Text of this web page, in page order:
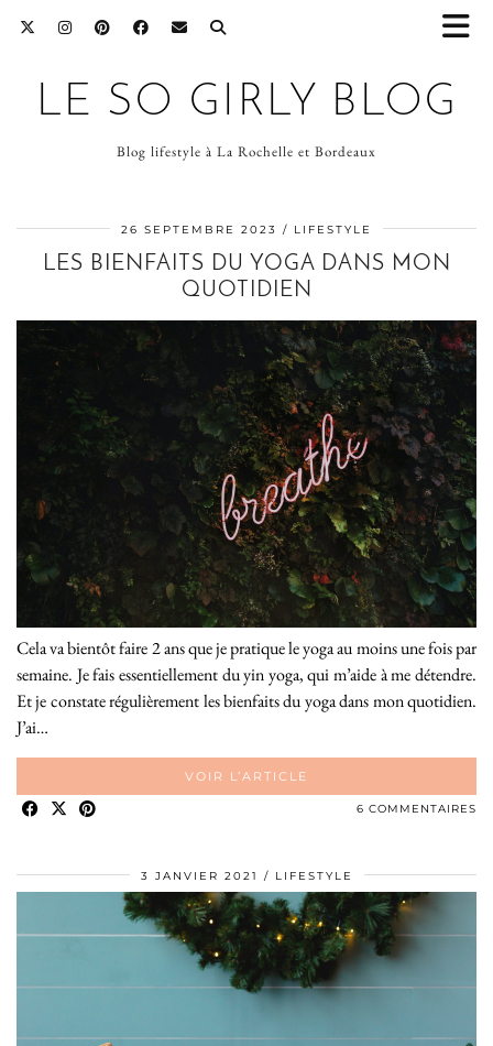
LE SO GIRLY BLOG
Blog lifestyle à La Rochelle et Bordeaux
26 SEPTEMBRE 2023 LIFESTYLE
LES BIENFAITS DU YOGA DANS MON
QUOTIDIEN
Cela va bientôt faire 2 ans que je pratique le yoga au moins une fois par
semaine. Je fais essentiellement du yin yoga, qui m’aide à me détendre.
Et je constate régulièrement les bienfaits du yoga dans mon quotidien.
J’ai…
VOIR L’ARTICLE
6 COMMENTAIRES
3 JANVIER 2021 LIFESTYLE